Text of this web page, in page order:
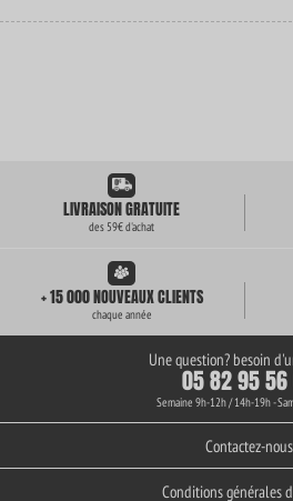
LIVRAISON GRATUITE
des 59€ d'achat
+ 15 000 NOUVEAUX CLIENTS
chaque année
Une question? besoin
05 82 95
Semaine 9h-12h / 14h-19h -
Contactez-nous
Conditions générales